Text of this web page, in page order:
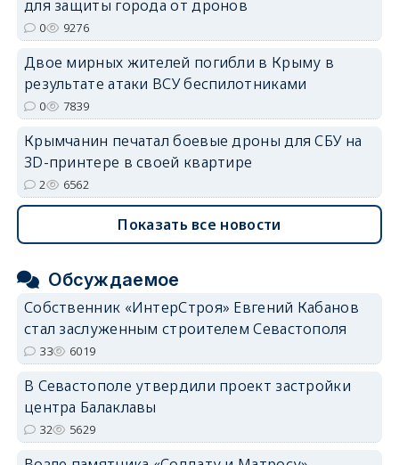
для защиты города от дронов
0 9276
Двое мирных жителей погибли в Крыму в
результате атаки ВСУ беспилотниками
0 7839
Крымчанин печатал боевые дроны для СБУ на
3D-принтере в своей квартире
2 6562
Показать все новости
Обсуждаемое
Собственник «ИнтерСтроя» Евгений Кабанов
стал заслуженным строителем Севастополя
33 6019
В Севастополе утвердили проект застройки
центра Балаклавы
32 5629